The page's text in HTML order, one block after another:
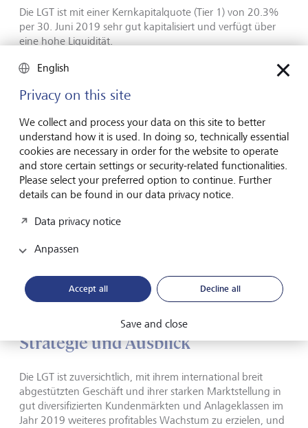
Die LGT ist mit einer Kernkapitalquote (Tier 1) von 20.3%
per 30. Juni 2019 sehr gut kapitalisiert und verfügt über
eine hohe Liquidität.
Breit abgestützte Netto-
Neugeldzuflüsse
Die LGT erzielte im ersten Halbjahr 2019 erneut einen
starken Netto-Neugeldzufluss von CHF 5.8 Milliarden, was
einer Wachstumsrate von 6% auf annualisierter Basis
entspricht. Alle Regionen sowie beide Geschäftsfelder der
LGT trugen mit positiven Nettoneugeldzuflüssen zu
auf CHF 215.0 Milliarden und lagen damit um 8% höher
Netto-Neugeldzuflüssen auf eine positive
Marktperformance zurückzuführen.
Strategie und Ausblick
Die LGT ist zuversichtlich, mit ihrem international breit
abgestützten Geschäft und ihrer starken Marktstellung in
gut diversifizierten Kundenmärkten und Anlageklassen im
Jahr 2019 weiteres profitables Wachstum zu erzielen, und
English
Privacy on this site
We collect and process your data on this site to better
understand how it is used. In doing so, technically essential
cookies are necessary in order for the website to operate
and store certain settings or security-related functionalities.
Please select your preferred option to continue. Further
details can be found in our data privacy notice.
Data privacy notice
Anpassen
Accept all Decline all
Save and close